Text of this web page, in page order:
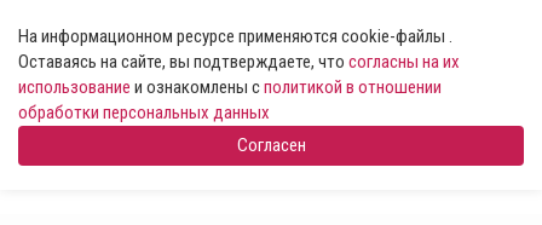
На информационном ресурсе применяются cookie-файлы .
Оставаясь на сайте, вы подтверждаете, что согласны на их
использование и ознакомлены сполитикой в отношении
обработки персональных данных
Согласен